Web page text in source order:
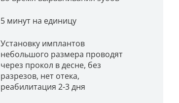
5 минут на единицу
Установку имплантов
небольшого размера проводят
через прокол в десне, без
разрезов, нет отека,
реабилитация 2-3 дня